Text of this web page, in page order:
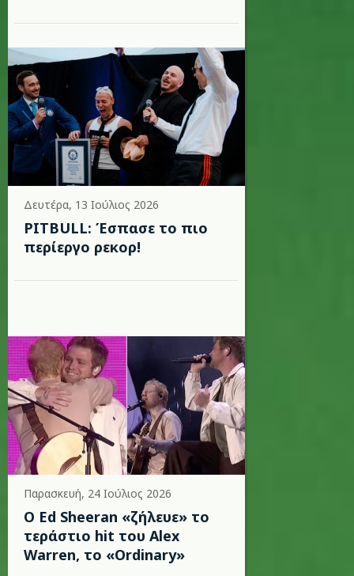
Δευτέρα, 13 Ιούλιος 2026
PITBULL: Έσπασε το πιο
περίεργο ρεκορ!
Παρασκευή, 24 Ιούλιος 2026
Ο Ed Sheeran «ζήλευε» το
τεράστιο hit του Alex
Warren, το «Ordinary»